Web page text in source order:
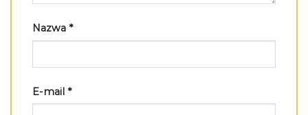
Nazwa *
E-mail *